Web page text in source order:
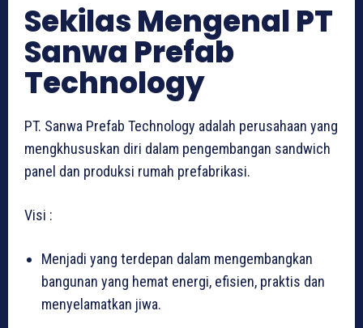
Sekilas Mengenal PT
Sanwa Prefab
Technology
PT. Sanwa Prefab Technology adalah perusahaan yang
mengkhususkan diri dalam pengembangan sandwich
panel dan produksi rumah prefabrikasi.
Visi :
Menjadi yang terdepan dalam mengembangkan
bangunan yang hemat energi, efisien, praktis dan
menyelamatkan jiwa.